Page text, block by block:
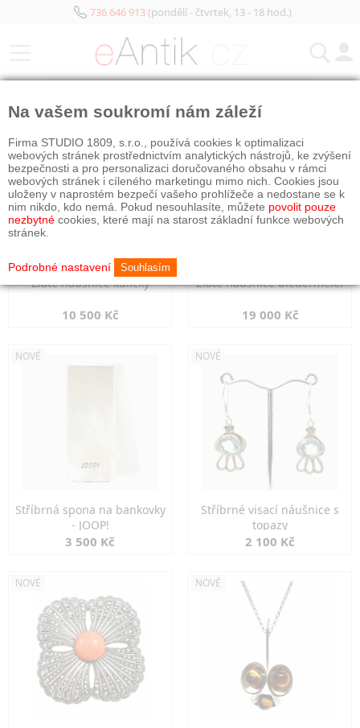
736 646 913(pondělí - čtvrtek, 13 - 18 hod.)
Zlaté náušnice kuličky
10 500 Kč
Zlaté náušnice biedermeier
19 000 Kč
NOVÉ
Stříbrná spona na bankovky
- JOOP!
3 500 Kč
NOVÉ
Stříbrné visací náušnice s
topazy
2 100 Kč
NOVÉ NOVÉ
Na vašem soukromí nám záleží
Firma STUDIO 1809, s.r.o., používá cookies k optimalizaci
webových stránek prostřednictvím analytických nástrojů, ke zvýšení
bezpečnosti a pro personalizaci doručovaného obsahu v rámci
webových stránek i cíleného marketingu mimo nich. Cookies jsou
uloženy v naprostém bezpečí vašeho prohlížeče a nedostane se k
nim nikdo, kdo nemá. Pokud nesouhlasíte, můžete povolit pouze
nezbytné cookies, které mají na starost základní funkce webových
stránek.
Podrobné nastavení Souhlasím